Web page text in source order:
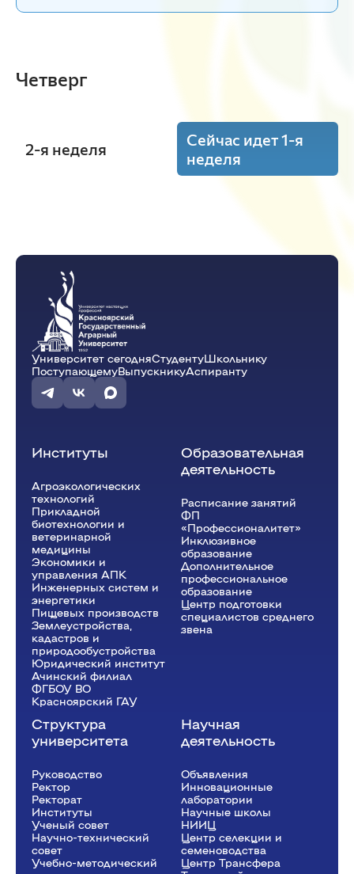
Четверг
2-я неделя
Сейчас идет 1-я
неделя
ауд. Х2-04
Химия(Лаб.)
Университет сегодняСтудентуШкольнику
ПоступающемуВыпускникуАспиранту
Институты
Агроэкологических
технологий
Прикладной
биотехнологии и
ветеринарной
медицины
Экономики и
управления АПК
Инженерных систем и
энергетики
Пищевых производств
Землеустройства,
кадастров и
природообустройства
Юридический институт
Ачинский филиал
ФГБОУ ВО
Красноярский ГАУ
Образовательная
деятельность
Расписание занятий
ФП
«Профессионалитет»
Инклюзивное
образование
Дополнительное
профессиональное
образование
Центр подготовки
специалистов среднего
звена
Структура
университета
Руководство
Ректор
Рeкторат
Институты
Ученый совет
Научно-технический
совет
Учебно-методический
Научная
деятельность
Объявления
Инновационные
лаборатории
Научные школы
НИИЦ
Центр селекции и
семеноводства
Центр Трансфера